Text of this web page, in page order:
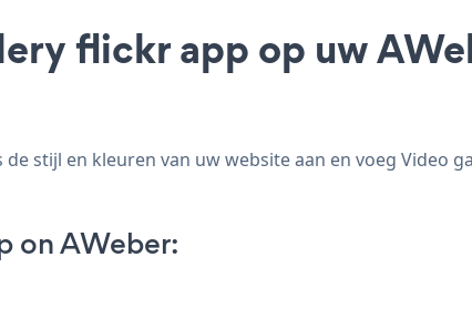
flickr app op uw
stijl en kleuren van uw website aan en voeg Video
on AWeber: